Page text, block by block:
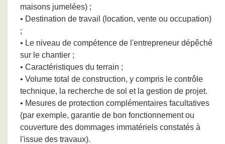
maisons jumelées) ;
• Destination de travail (location, vente ou occupation)
;
• Le niveau de compétence de l'entrepreneur dépêché
sur le chantier ;
• Caractéristiques du terrain ;
• Volume total de construction, y compris le contrôle
technique, la recherche de sol et la gestion de projet.
• Mesures de protection complémentaires facultatives
(par exemple, garantie de bon fonctionnement ou
couverture des dommages immatériels constatés à
l'issue des travaux).